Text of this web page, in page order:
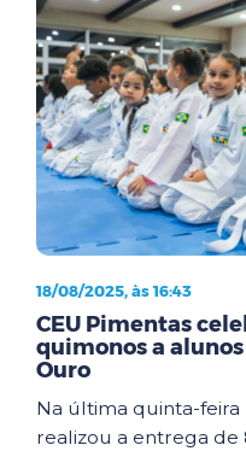
18/08/2025, às 16:43
CEU Pimentas
quimonos a
Ouro
Na última quinta-feira
realizou a entrega de